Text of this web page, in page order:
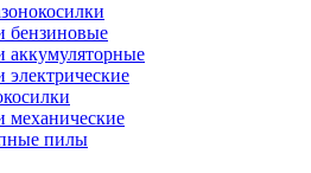
бензиновые
аккумуляторные
электрические
механические
пилы